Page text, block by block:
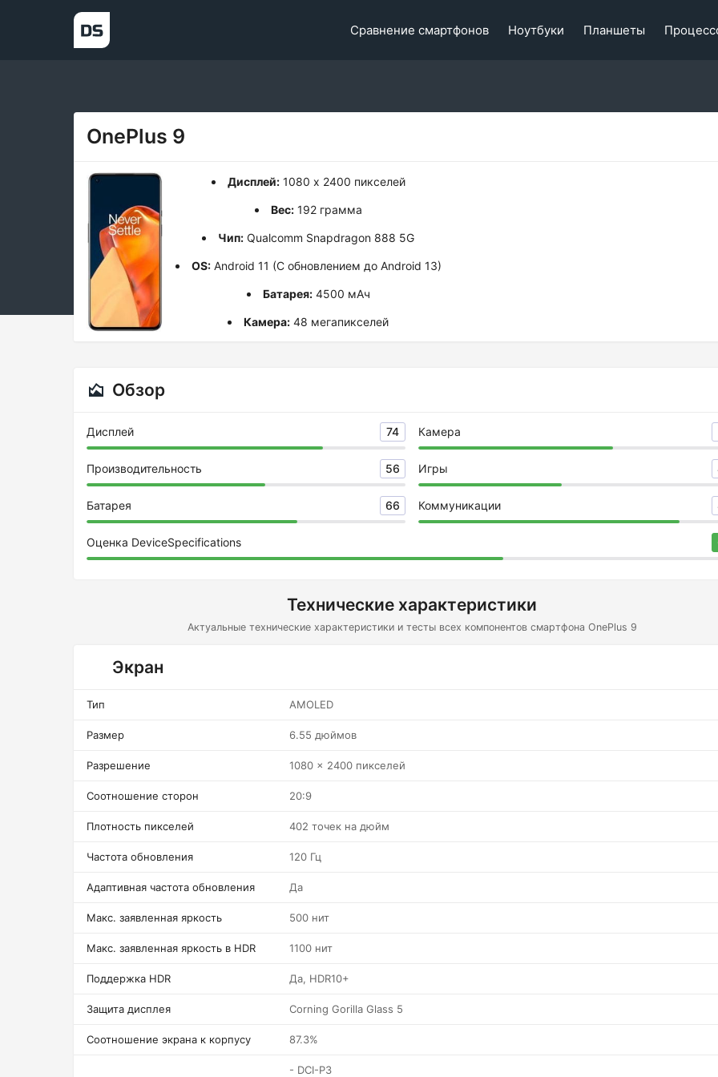
Сравнение смартфонов Ноутбуки Планшеты
OnePlus 9
Дисплей:1080 x 2400 пикселей
Вес:192 грамма
Чип: Qualcomm Snapdragon 888 5G
OS:Android 11 (С обновлением до Android 13)
Батарея:4500 мАч
Камера: 48 мегапикселей
Обзор
Дисплей 74 Камера
Производительность 56 Игры
Батарея 66 Коммуникации
Оценка DeviceSpecifications
Технические характеристики
Актуальные технические характеристики и тесты всех компонентов смартфона OnePlus 9
Экран
Тип AMOLED
Размер 6.55 дюймов
Разрешение 1080 x 2400 пикселей
Соотношение сторон 20:9
Плотность пикселей 402 точек на дюйм
Частота обновления 120 Гц
Адаптивная частота обновления Да
Макс. заявленная яркость 500 нит
Макс. заявленная яркость в HDR 1100 нит
Поддержка HDR Да, HDR10+
Защита дисплея Corning Gorilla Glass 5
Соотношение экрана к корпусу 87.3%
- DCI-P3